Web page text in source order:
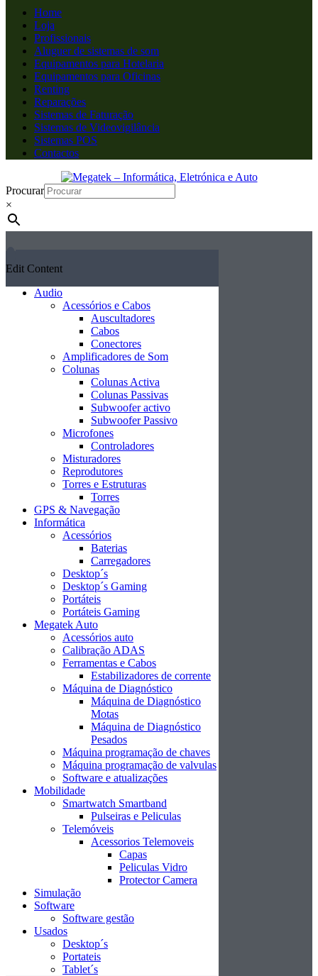
Home
Loja
Profissionais
Aluguer de sistemas de som
Equipamentos para Hotelaria
Equipamentos para Oficinas
Renting
Reparações
Sistemas de Faturação
Sistemas de Videovigilância
Sistemas POS
Contactos
Procurar
×
Edit Content
Audio
Acessórios e Cabos
Auscultadores
Cabos
Conectores
Amplificadores de Som
Colunas
Colunas Activa
Colunas Passivas
Subwoofer activo
Subwoofer Passivo
Microfones
Controladores
Misturadores
Reprodutores
Torres e Estruturas
Torres
GPS & Navegação
Informática
Acessórios
Baterias
Carregadores
Desktop´s
Desktop´s Gaming
Portáteis
Portáteis Gaming
Megatek Auto
Acessórios auto
Calibração ADAS
Ferramentas e Cabos
Estabilizadores de corrente
Máquina de Diagnóstico
Máquina de Diagnóstico
Motas
Máquina de Diagnóstico
Pesados
Máquina programação de chaves
Máquina programação de valvulas
Software e atualizações
Mobilidade
Smartwatch Smartband
Pulseiras e Peliculas
Telemóveis
Acessorios Telemoveis
Capas
Peliculas Vidro
Protector Camera
Simulação
Software
Software gestão
Usados
Desktop´s
Portateis
Tablet´s